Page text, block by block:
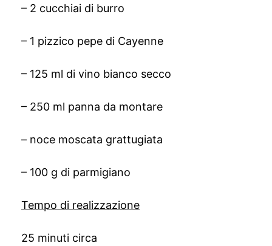
– 2 cucchiai di burro
– 1 pizzico pepe di Cayenne
– 125 ml di vino bianco secco
– 250 ml panna da montare
– noce moscata grattugiata
– 100 g di parmigiano
Tempo di realizzazione
25 minuti circa